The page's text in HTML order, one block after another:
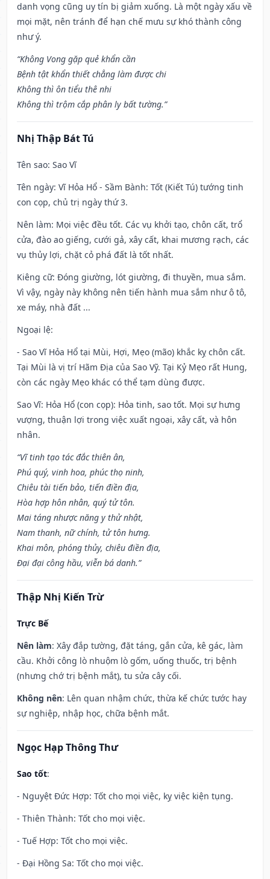
danh vọng cũng uy tín bị giảm xuống. Là một ngày xấu về
mọi mặt, nên tránh để hạn chế mưu sự khó thành công
như ý.
“Không Vong gặp quẻ khẩn cần
Bệnh tật khẩn thiết chẳng làm được chi
Không thì ôn tiểu thê nhi
Không thì trộm cắp phân ly bất tường.”
Nhị Thập Bát Tú
Tên sao: Sao Vĩ
Tên ngày: Vĩ Hỏa Hổ - Sầm Bành: Tốt (Kiết Tú) tướng tinh
con cọp, chủ trị ngày thứ 3.
Nên làm: Mọi việc đều tốt. Các vụ khởi tạo, chôn cất, trổ
cửa, đào ao giếng, cưới gả, xây cất, khai mương rạch, các
vụ thủy lợi, chặt cỏ phá đất là tốt nhất.
Kiêng cữ: Đóng giường, lót giường, đi thuyền, mua sắm.
Vì vậy, ngày này không nên tiến hành mua sắm như ô tô,
xe máy, nhà đất ...
Ngoại lệ:
- Sao Vĩ Hỏa Hổ tại Mùi, Hợi, Mẹo (mão) khắc kỵ chôn cất.
Tại Mùi là vị trí Hãm Địa của Sao Vỹ. Tại Kỷ Mẹo rất Hung,
còn các ngày Mẹo khác có thể tạm dùng được.
Sao Vĩ: Hỏa Hổ (con cọp): Hỏa tinh, sao tốt. Mọi sự hưng
vượng, thuận lợi trong việc xuất ngoại, xây cất, và hôn
nhân.
“Vĩ tinh tạo tác đắc thiên ân,
Phú quý, vinh hoa, phúc thọ ninh,
Chiêu tài tiến bảo, tiến điền địa,
Hòa hợp hôn nhân, quý tử tôn.
Mai táng nhược năng y thử nhật,
Nam thanh, nữ chính, tử tôn hưng.
Khai môn, phóng thủy, chiêu điền địa,
Đại đại công hầu, viễn bá danh.”
Thập Nhị Kiến Trừ
Trực Bế
Nên làm: Xây đắp tường, đặt táng, gắn cửa, kê gác, làm
cầu. Khởi công lò nhuộm lò gốm, uống thuốc, trị bệnh
(nhưng chớ trị bệnh mắt), tu sửa cây cối.
Không nên: Lên quan nhậm chức, thừa kế chức tước hay
sự nghiệp, nhập học, chữa bệnh mắt.
Ngọc Hạp Thông Thư
Sao tốt:
- Nguyệt Đức Hợp: Tốt cho mọi việc, kỵ việc kiện tụng.
- Thiên Thành: Tốt cho mọi việc.
- Tuế Hợp: Tốt cho mọi việc.
- Đại Hồng Sa: Tốt cho mọi việc.